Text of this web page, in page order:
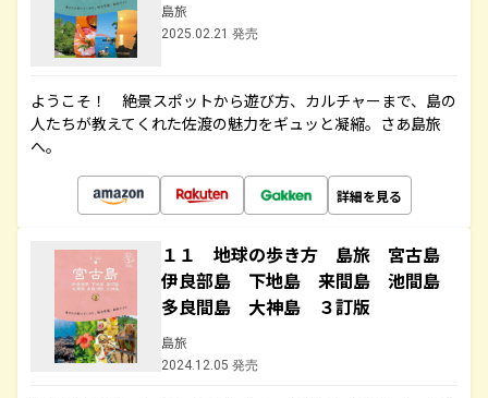
島旅
2025.02.21 発売
ようこそ！ 絶景スポットから遊び方、カルチャーまで、島の
人たちが教えてくれた佐渡の魅力をギュッと凝縮。さあ島旅
へ。
詳細を見る
１１ 地球の歩き方 島旅 宮古島
伊良部島 下地島 来間島 池間島
多良間島 大神島 ３訂版
島旅
2024.12.05 発売